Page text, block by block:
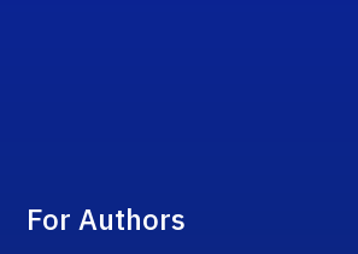
For Authors